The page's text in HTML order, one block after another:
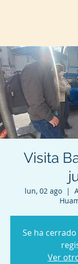
Visita
lun, 02 ago
  |
Se ha
Ver